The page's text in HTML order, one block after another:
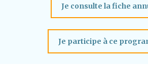
Je consulte la fiche
Je participe à ce